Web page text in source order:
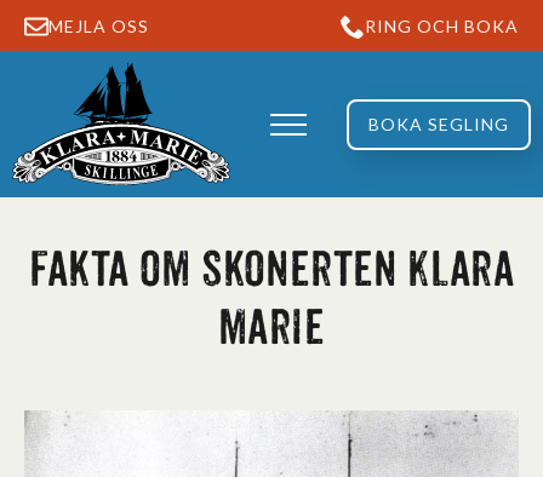
MEJLA OSS RING OCH BOKA
BOKA SEGLING
Fakta om skonerten Klara
Marie